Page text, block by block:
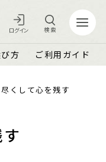
方 ご利用ガイド
検索
ログイン
ログイン
くして心を残す